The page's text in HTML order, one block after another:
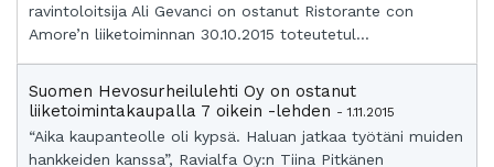
ravintoloitsija Ali Gevanci on ostanut Ristorante con
Amore’n liiketoiminnan 30.10.2015 toteutetul...
Suomen Hevosurheilulehti Oy on ostanut
liiketoimintakaupalla 7 oikein -lehden - 1.11.2015
“Aika kaupanteolle oli kypsä. Haluan jatkaa työtäni muiden
hankkeiden kanssa”, Ravialfa Oy:n Tiina Pitkänen